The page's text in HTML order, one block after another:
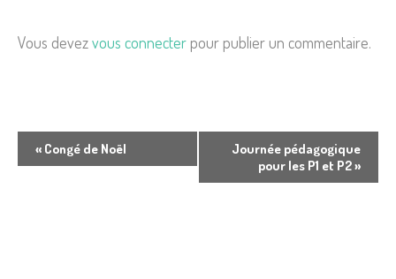
Vous devezvous connecter pour publier un commentaire.
N
a
« Congé de Noël
Journée pédagogique
pour les P1 et P2»